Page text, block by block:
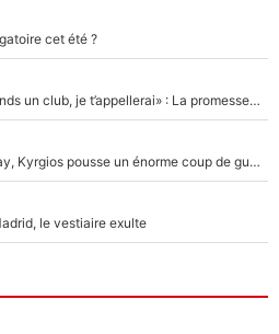
cet été ?
Mercato - OM - «Dès que je prends un club, je t’appellerai» : La promesse de Marcelino au moment de claquer la porte
Victime de racisme contre Murray, Kyrgios pousse un énorme coup de gueule !
le vestiaire exulte